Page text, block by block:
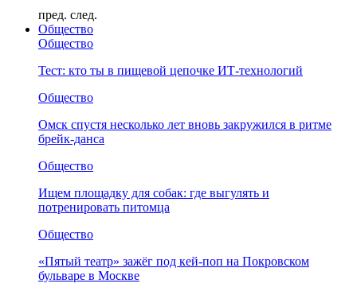
пред. след.
Общество
Общество
Тест: кто ты в пищевой цепочке ИТ-технологий
Общество
Омск спустя несколько лет вновь закружился в ритме
брейк-данса
Общество
Ищем площадку для собак: где выгулять и
потренировать питомца
Общество
«Пятый театр» зажёг под кей-поп на Покровском
бульваре в Москве